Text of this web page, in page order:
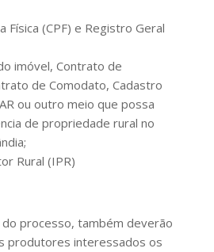
Física (CPF) e Registro Geral
imóvel, Contrato de
de Comodato, Cadastro
ou outro meio que possa
de propriedade rural no
Rural (IPR)
processo, também deverão
produtores interessados os